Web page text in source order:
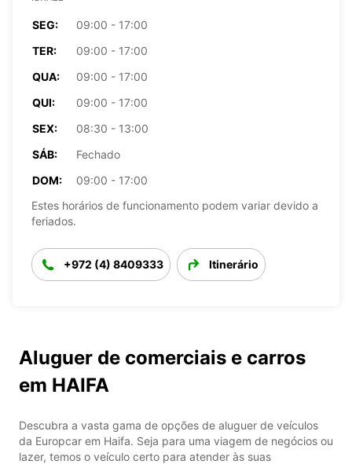
SEG:
09:00 - 17:00
TER:
09:00 - 17:00
QUA:
09:00 - 17:00
QUI:
09:00 - 17:00
SEX:
08:30 - 13:00
SÁB:
Fechado
DOM:
09:00 - 17:00
Estes horários de funcionamento podem variar devido a
feriados.
+972 (4) 8409333 Itinerário
Aluguer de comerciais e carros
em HAIFA
Descubra a vasta gama de opções de aluguer de veículos
da Europcar em Haifa. Seja para uma viagem de negócios ou
lazer, temos o veículo certo para atender às suas